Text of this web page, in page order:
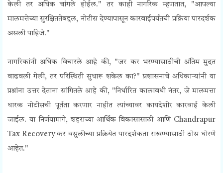
केली तर अधिक चांगले होईल." तर काही नागरिक म्हणतात, "आपल्या
मालमत्तेच्या सुरक्षिततेबद्दल, नोटीस देण्यापासून कारवाईपर्यंतची प्रक्रिया पारदर्शक
असली पाहिजे."
नागरिकांनी अधिक विचारले आहे की, "जर कर भरण्यासाठीची अंतिम मुदत
वाढवली गेली, तर परिस्थिती सुधारू शकेल का?" प्रशासनाचे अधिकाऱ्यांनी या
प्रश्नांना उत्तर देताना सांगितले आहे की, "निर्धारित कालावधी नंतर, जे मालमत्ता
धारक नोटीसची पूर्तता करणार नाहीत त्यांच्यावर कायदेशीर कारवाई केली
जाईल. या निर्णयामागे, शहराच्या आर्थिक विकासासाठी आणि Chandrapur
Tax Recovery कर वसुलीच्या प्रक्रियेत पारदर्शकता राखण्यासाठी ठोस धोरणे
आहेत."